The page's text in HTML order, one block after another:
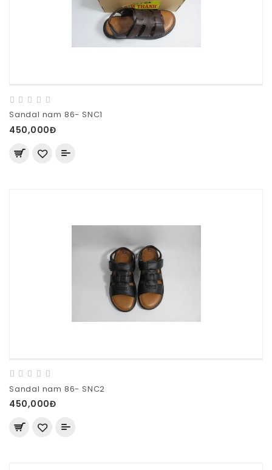
Sandal nam 86- SNC1
450,000Đ
Sandal nam 86- SNC2
450,000Đ